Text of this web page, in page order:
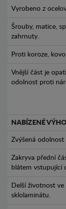
Vyrobeno z
Šrouby, matice,
zahrnuty.
Proti koroze,
Vnější část je
odolnost proti
NABÍZENÉ
Zvýšená
Zakryva přední
blátem vstupující
Delší životnost
sklolaminátu.